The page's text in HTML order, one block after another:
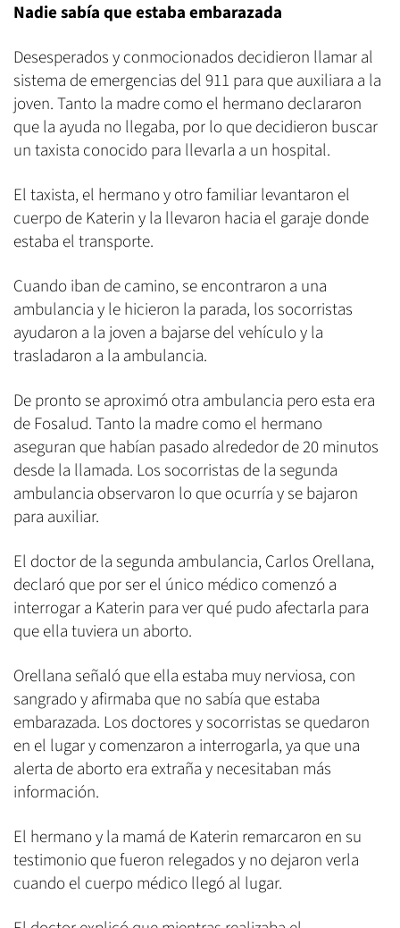
Nadie sabía que estaba embarazada
Desesperados y conmocionados decidieron llamar al
sistema de emergencias del 911 para que auxiliara a la
joven. Tanto la madre como el hermano declararon
que la ayuda no llegaba, por lo que decidieron buscar
un taxista conocido para llevarla a un hospital.
El taxista, el hermano y otro familiar levantaron el
cuerpo de Katerin y la llevaron hacia el garaje donde
estaba el transporte.
Cuando iban de camino, se encontraron a una
ambulancia y le hicieron la parada, los socorristas
ayudaron a la joven a bajarse del vehículo y la
trasladaron a la ambulancia.
De pronto se aproximó otra ambulancia pero esta era
de Fosalud. Tanto la madre como el hermano
aseguran que habían pasado alrededor de 20 minutos
desde la llamada. Los socorristas de la segunda
ambulancia observaron lo que ocurría y se bajaron
para auxiliar.
El doctor de la segunda ambulancia, Carlos Orellana,
declaró que por ser el único médico comenzó a
interrogar a Katerin para ver qué pudo afectarla para
que ella tuviera un aborto.
Orellana señaló que ella estaba muy nerviosa, con
sangrado y afirmaba que no sabía que estaba
embarazada. Los doctores y socorristas se quedaron
en el lugar y comenzaron a interrogarla, ya que una
alerta de aborto era extraña y necesitaban más
información.
El hermano y la mamá de Katerin remarcaron en su
testimonio que fueron relegados y no dejaron verla
cuando el cuerpo médico llegó al lugar.